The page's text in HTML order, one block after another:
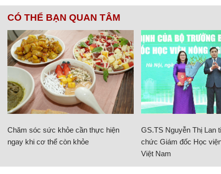
CÓ THỂ BẠN QUAN TÂM
Chăm sóc sức khỏe cần thực hiện
ngay khi cơ thể còn khỏe
GS.TS Nguyễn Thị Lan
chức Giám đốc Học
Việt Nam